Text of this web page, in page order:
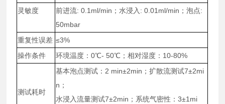
灵敏度
前进流: 0.1ml/min；水浸入: 0.01ml/min；泡点:
50mbar
重复性误差 ≤3%
操作条件
环境温度：0℃- 50℃；相对湿度：10-80%
测试耗时
基本泡点测试：2 min±2min；扩散流测试7±2mi
n；
水浸入流量测试7±2min；系统气密性：3±1mi